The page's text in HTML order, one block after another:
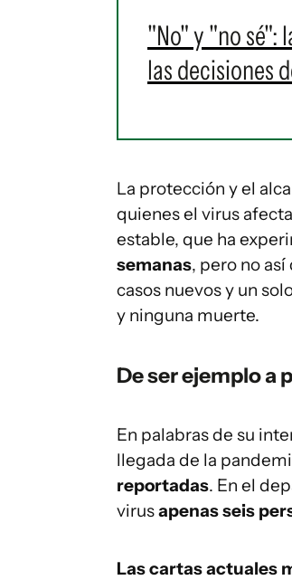
"No" y "no sé":
las decisiones
La protección y el
quienes el virus
estable, que ha
semanas, pero no
casos nuevos y un
y ninguna muerte.
De ser ejemplo a
En palabras de su
llegada de la
reportadas. En el
virusapenas seis
Las cartas actuales